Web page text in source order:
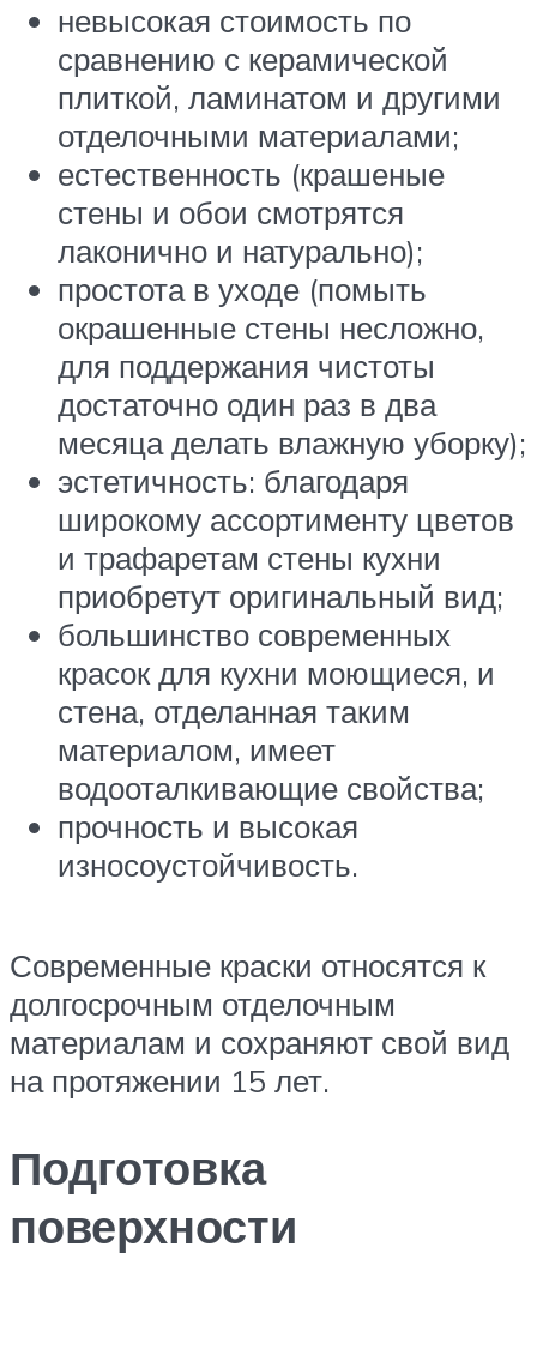
невысокая стоимость по
сравнению с керамической
плиткой, ламинатом и другими
отделочными материалами;
естественность (крашеные
стены и обои смотрятся
лаконично и натурально);
простота в уходе (помыть
окрашенные стены несложно,
для поддержания чистоты
достаточно один раз в два
месяца делать влажную уборку);
эстетичность: благодаря
широкому ассортименту цветов
и трафаретам стены кухни
приобретут оригинальный вид;
большинство современных
красок для кухни моющиеся, и
стена, отделанная таким
материалом, имеет
водооталкивающие свойства;
прочность и высокая
износоустойчивость.
Современные краски относятся к
долгосрочным отделочным
материалам и сохраняют свой вид
на протяжении 15 лет.
Подготовка
поверхности